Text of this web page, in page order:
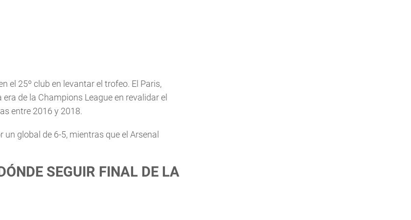
el 25º club en levantar el trofeo. El Paris,
de la Champions League en revalidar el
entre 2016 y 2018.
global de 6-5, mientras que el Arsenal
SEGUIR FINAL DE LA